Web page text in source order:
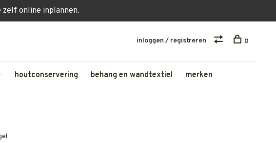
zelf online inplannen.
houtconservering behang en wandtextiel merken
inloggen / registreren 0